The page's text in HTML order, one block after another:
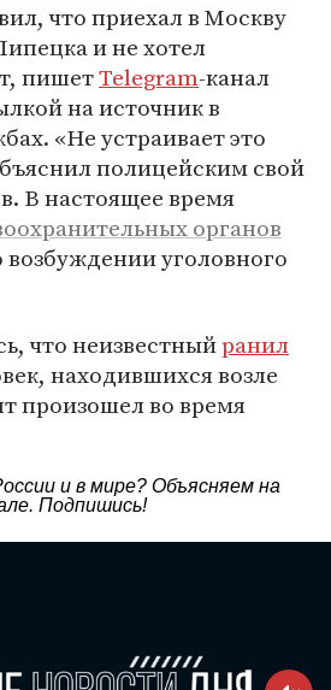
что приехал в Москву
и не хотел
пишетTelegram-канал
на источник в
«Не устраивает это
полицейским свой
В настоящее время
органов
уголовного
что неизвестныйранил
находившихся возле
произошел во время
и в мире? Объясняем на
. Подпишись!